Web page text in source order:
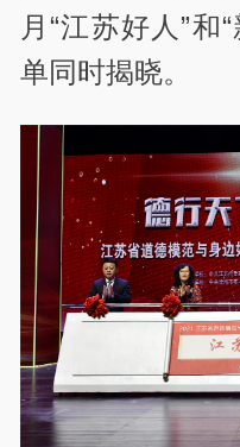
月“江苏好人”和
单同时揭晓。